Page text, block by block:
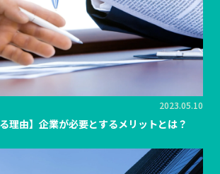
2023.05.10
理由】企業が必要とするメリットとは？